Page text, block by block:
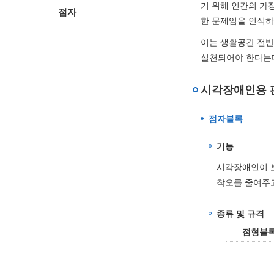
점자
기 위해 인간의 가
한 문제임을 인식
이는 생활공간 전
실천되어야 한다는
시각장애인용
점자블록
기능
시각장애인이
착오를 줄여주
종류 및 규격
점형블